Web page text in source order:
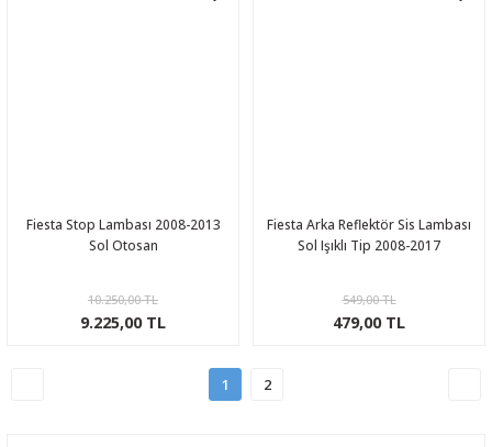
Fiesta Stop Lambası 2008-2013
Sol Otosan
10.250,00 TL
9.225,00 TL
Fiesta Arka Reflektör Sis Lambası
Sol Işıklı Tip 2008-2017
549,00 TL
479,00 TL
1 2